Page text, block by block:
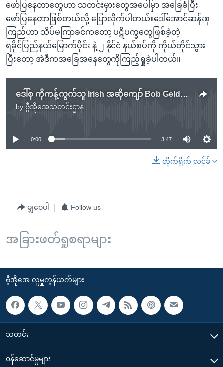
ဖော်ပြနေတာတွေဟာ သတင်းမှားတွေအပေါ်မှာ အခြေခံပြီး
ဖော်ပြနေတာဖြစ်တယ်လို့ ပြောလိုက်ပါတယ်။ဒေါ်အောင်ဆန်းစု
ကြည်ဟာ သိပ်မကြာခင်ကတော့ ပဋိပက္ခတွေဖြစ်ခဲ့တဲ့
ရခိုင်ပြည်နယ်မြောက်ပိုင်း နဲ့ ၂ နိုင်ငံ နယ်စပ်ကို ကိုယ်တိုင်သွား
ပြီးတော့ အဲဒီကအခြေအနေတွေကိုကြည့်ရှုခဲ့ပါတယ်။
ဒေါ်စု ကိုကန့်ကွက်သူ Irish အဆိုကျော် Bob Geldof "Freedom of the City of Dublin" ဆုပြန်အပ်
by ဗွီအိုအေသတင်းဌာန
No media source currently available
0:00 3:47
တိုက်ရိုက် လင့်ခ်
မျှဝေပါ Follow us
အခြားဖတ်ရှုစရာများ
ဗွီအိုအေ လူမှုကွန်ယက်များ
သတင်း
၀န်ဆောင်မှုများ